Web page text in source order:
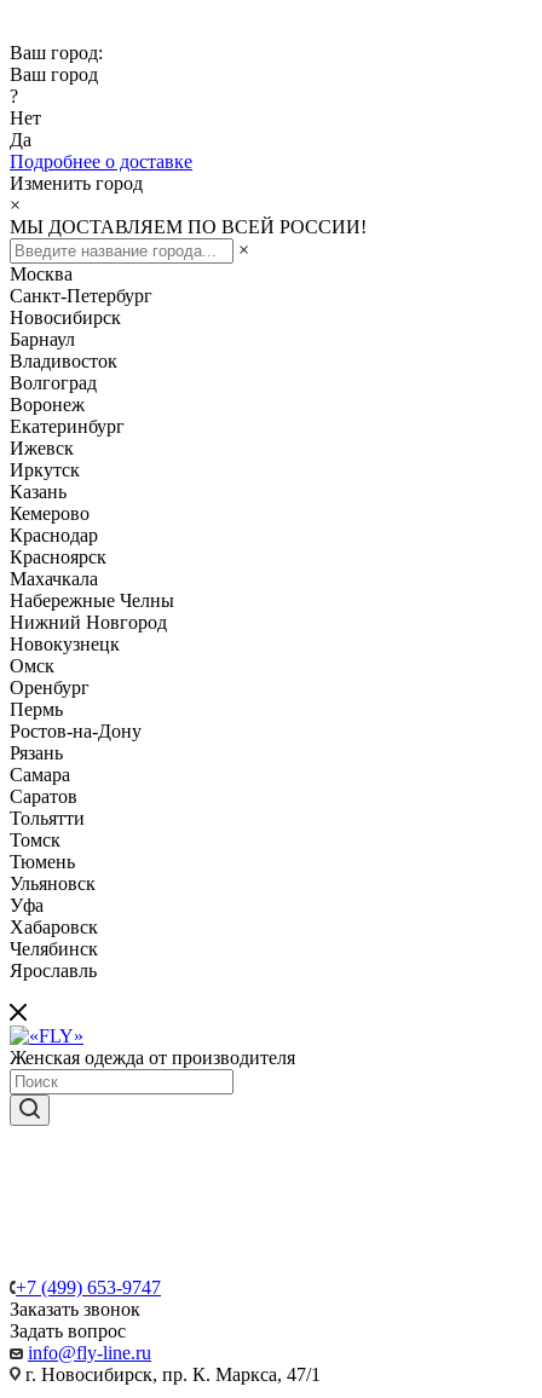
Ваш город:
Ваш город
?
Нет
Да
Подробнее о доставке
Изменить город
×
МЫ ДОСТАВЛЯЕМ ПО ВСЕЙ РОССИИ!
×
Москва
Санкт-Петербург
Новосибирск
Барнаул
Владивосток
Волгоград
Воронеж
Екатеринбург
Ижевск
Иркутск
Казань
Кемерово
Краснодар
Красноярск
Махачкала
Набережные Челны
Нижний Новгород
Новокузнецк
Омск
Оренбург
Пермь
Ростов-на-Дону
Рязань
Самара
Саратов
Тольятти
Томск
Тюмень
Ульяновск
Уфа
Хабаровск
Челябинск
Ярославль
Женская одежда от производителя
+7 (499) 653-9747
Заказать звонок
Задать вопрос
info@fly-line.ru
г. Новосибирск, пр. К. Маркса, 47/1